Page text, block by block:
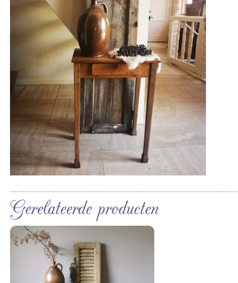
Gerelateerde producten